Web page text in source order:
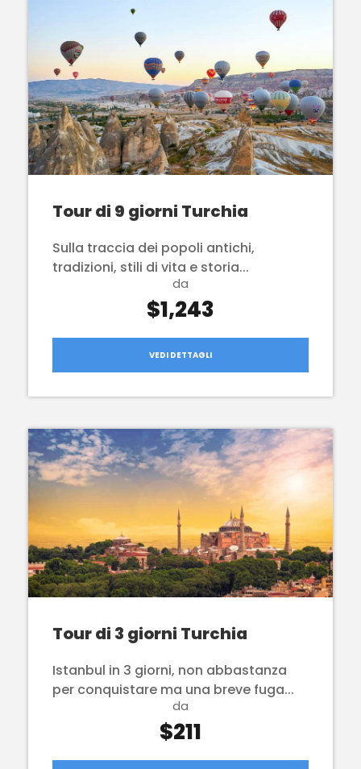
Tour di 9 giorni Turchia
Sulla traccia dei popoli antichi,
tradizioni, stili di vita e storia...
da
$1,243
VEDI DETTAGLI
Tour di 3 giorni Turchia
Istanbul in 3 giorni, non abbastanza
per conquistare ma una breve fuga...
da
$211